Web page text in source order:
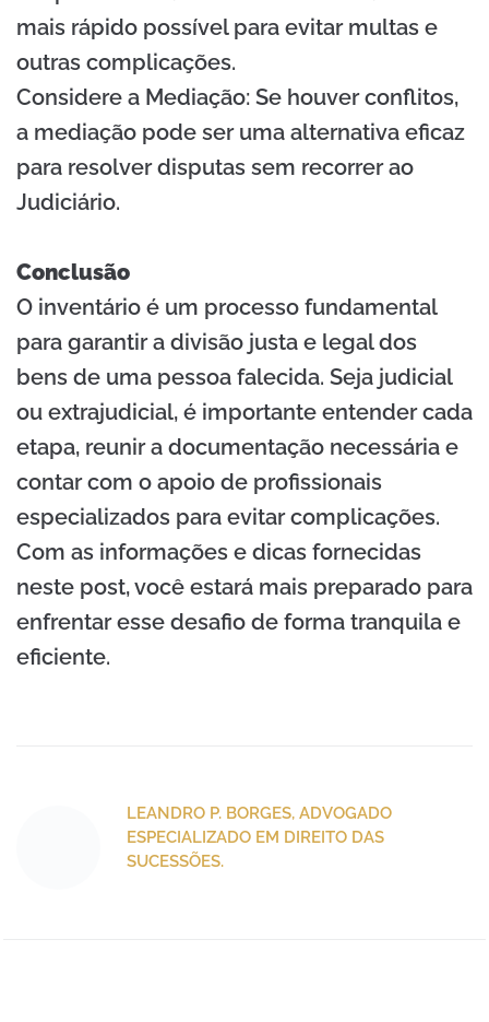
mais rápido possível para evitar multas e
outras complicações.
Considere a Mediação: Se houver conflitos,
a mediação pode ser uma alternativa eficaz
para resolver disputas sem recorrer ao
Judiciário.
Conclusão
O inventário é um processo fundamental
para garantir a divisão justa e legal dos
bens de uma pessoa falecida. Seja judicial
ou extrajudicial, é importante entender cada
etapa, reunir a documentação necessária e
contar com o apoio de profissionais
especializados para evitar complicações.
Com as informações e dicas fornecidas
neste post, você estará mais preparado para
enfrentar esse desafio de forma tranquila e
eficiente.
LEANDRO P. BORGES, ADVOGADO
ESPECIALIZADO EM DIREITO DAS
SUCESSÕES.